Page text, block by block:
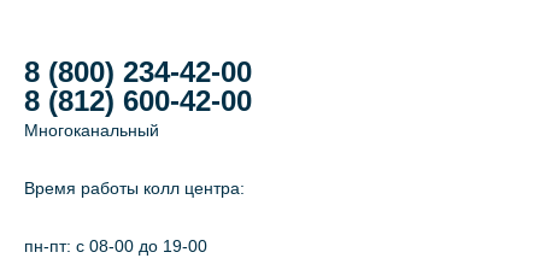
8 (800) 234-42-00
8 (812) 600-42-00
Многоканальный
Время работы колл центра:
пн-пт: c 08-00 до 19-00